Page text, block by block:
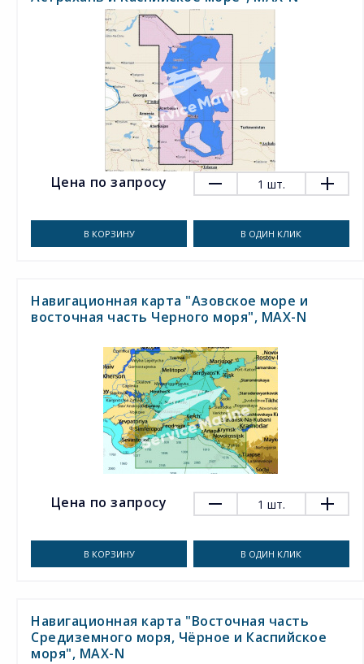
Цена по запросу 1 шт.
В КОРЗИНУ В ОДИН КЛИК
Навигационная карта "Азовское море и
восточная часть Черного моря", MAX-N
Цена по запросу 1 шт.
В КОРЗИНУ В ОДИН КЛИК
Навигационная карта "Восточная часть
Средиземного моря, Чёрное и Каспийское
моря", MAX-N